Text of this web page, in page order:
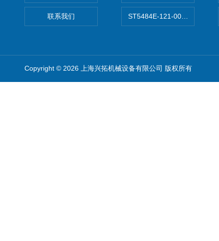
联系我们 ST5484E-121-0032-00美国
Copyright © 2026 上海兴拓机械设备有限公司 版权所有